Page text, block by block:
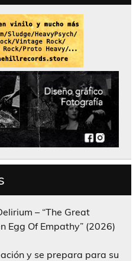
– “The Great
Egg Of Empathy” (2026)
y se prepara para su